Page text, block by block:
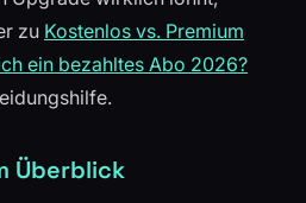
zu Kostenlos vs. Premium
ein bezahltes Abo 2026?
Überblick